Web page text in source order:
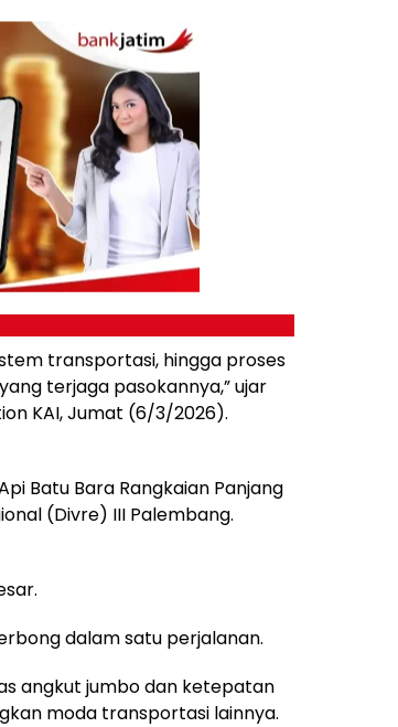
transportasi, hingga proses
terjaga pasokannya,” ujar
KAI, Jumat (6/3/2026).
Batu Bara Rangkaian Panjang
(Divre) III Palembang.
dalam satu perjalanan.
angkut jumbo dan ketepatan
moda transportasi lainnya.